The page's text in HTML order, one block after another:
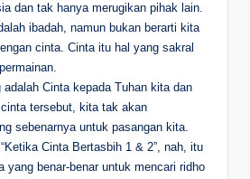
dan tak hanya merugikan pihak lain.
ibadah, namun bukan berarti kita
cinta. Cinta itu hal yang sakral
Cinta kepada Tuhan kita dan
tersebut, kita tak akan
sebenarnya untuk pasangan kita.
Cinta Bertasbih 1 & 2”, nah, itu
yang benar-benar untuk mencari ridho